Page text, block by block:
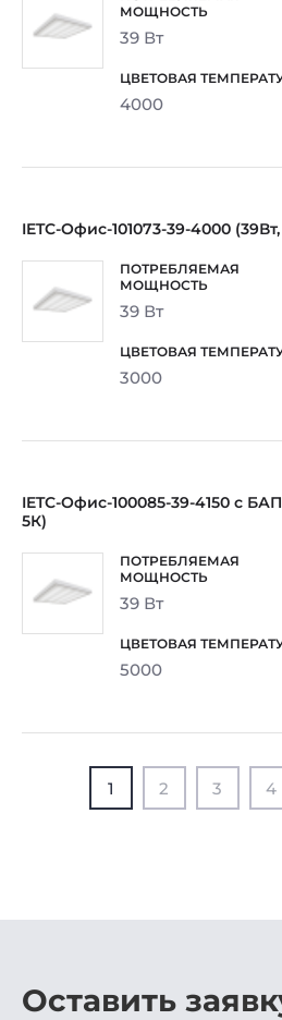
39 Вт
4000
IETC-Офис-101073-39-4000
39 Вт
3000
IETC-Офис-100085-39-4150 с
5К)
39 Вт
5000
1 2 3 4
Оставить